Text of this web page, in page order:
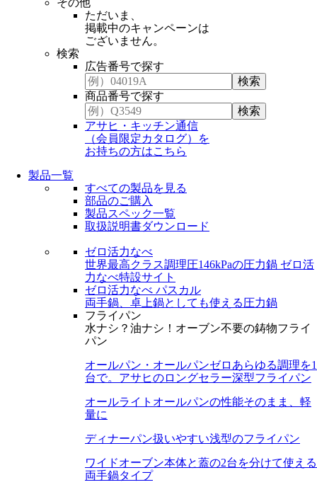
ただいま、
掲載中のキャンペーンは
ございません。
検索
広告番号で探す
商品番号で探す
アサヒ・キッチン通信
（会員限定カタログ）を
お持ちの方はこちら
製品一覧
すべての製品を見る
部品のご購入
製品スペック一覧
取扱説明書ダウンロード
ゼロ活力なべ
世界最高クラス調理圧146kPaの圧力鍋 ゼロ活
力なべ特設サイト
ゼロ活力なべ パスカル
両手鍋、卓上鍋としても使える圧力鍋
フライパン
水ナシ？油ナシ！オーブン不要の鋳物フライ
パン
オールパン・オールパンゼロ あらゆる調理を1
台で。アサヒのロングセラー深型フライパン
オールライト オールパンの性能そのまま、軽
量に
ディナーパン扱いやすい浅型のフライパン
ワイドオーブン本体と蓋の2台を分けて使える
両手鍋タイプ